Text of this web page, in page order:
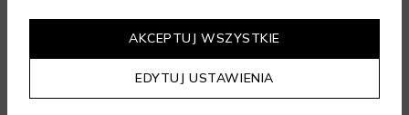
EDYTUJ USTAWIENIA
AKCEPTUJ WSZYSTKIE